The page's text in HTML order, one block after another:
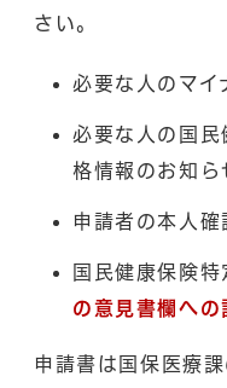
さい。
必要な人のマイ
必要な人の国民
格情報のお知ら
申請者の本人確
国民健康保険
の意見書欄への
申請書は国保医療